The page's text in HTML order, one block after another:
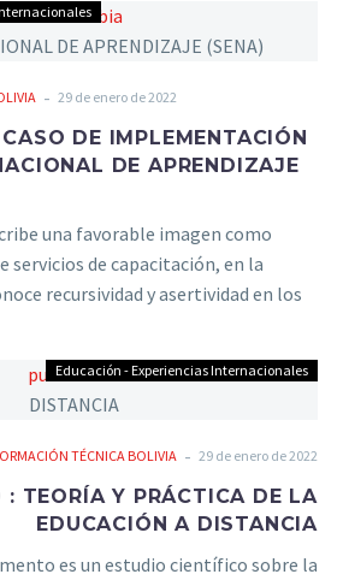
- 29 de enero de 2022
DE IMPLEMENTACIÓN
DE APRENDIZAJE
una favorable imagen como
servicios de capacitación, en la
recursividad y asertividad en los
Educación - Experiencias Internacionales
TÉCNICA BOLIVIA - 29 de enero de 2022
: TEORÍA Y PRÁCTICA DE LA
EDUCACIÓN A DISTANCIA
es un estudio científico sobre la